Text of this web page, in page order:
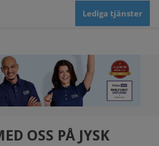
Lediga tjänster
OSS PÅ JYSK